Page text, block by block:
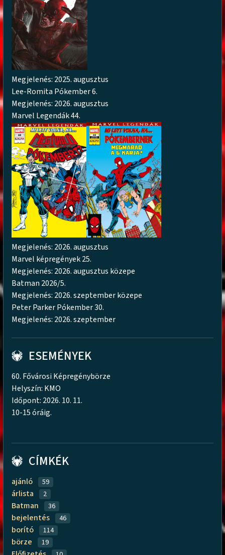
Megjelenés: 2025. augusztus
Lee-Romita Pókember 6.
Megjelenés: 2026. augusztus
Marvel Legendák 44.
Megjelenés: 2026. augusztus
Marvel képregények 25.
Megjelenés: 2026. augusztus közepe
Batman 2026/5.
Megjelenés: 2026. szeptember közepe
Peter Parker Pókember 30.
Megjelenés: 2026. szeptember
ESEMÉNYEK
60. Fővárosi Képregénybörze
Helyszín: KMO
Időpont: 2026. 10. 11.
10-15 óráig.
CÍMKÉK
ajánló 59
árlista 2
Batman 36
bejelentés 46
borító 114
börze 19